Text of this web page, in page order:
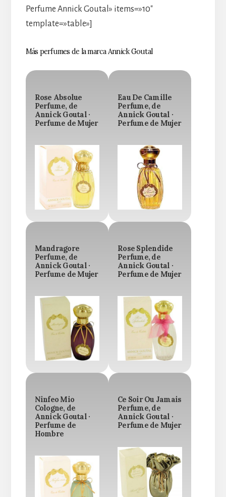
Perfume Annick Goutal» items=»10″
template=»table»]
Más perfumes de la marca Annick Goutal
Rose Absolue
Perfume, de
Annick Goutal ·
Perfume de Mujer
Eau De Camille
Perfume, de
Annick Goutal ·
Perfume de Mujer
Mandragore
Perfume, de
Annick Goutal ·
Perfume de Mujer
Rose Splendide
Perfume, de
Annick Goutal ·
Perfume de Mujer
Ninfeo Mio
Cologne, de
Annick Goutal ·
Perfume de
Hombre
Ce Soir Ou Jamais
Perfume, de
Annick Goutal ·
Perfume de Mujer